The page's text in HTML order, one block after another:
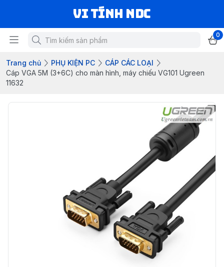
VI TÍNH NDC
0
Trang chủ PHỤ KIỆN PC
CÁP CÁC LOẠI
Cáp VGA 5M (3+6C) cho màn hình, máy chiếu VG101 Ugreen
11632